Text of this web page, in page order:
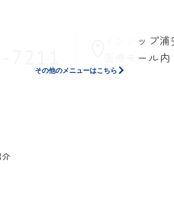
インシップ浦
医療モール内
その他のメニューはこちら